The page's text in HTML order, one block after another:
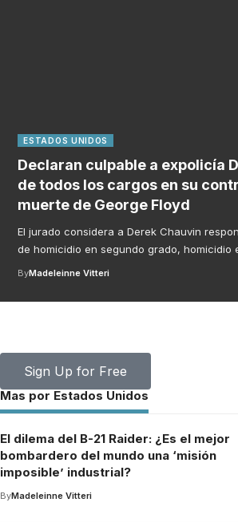
ESTADOS UNIDOS
Declaran culpable a expolicía
de todos los cargos en su
muerte de George Floyd
El jurado considera a Derek Chauvin
de homicidio en segundo grado, homicidio
ByMadeleinne Vitteri
Sign Up for Free
Mas por Estados Unidos
El dilema del B-21 Raider: ¿Es el mejor
bombardero del mundo una ‘misión
imposible’ industrial?
ByMadeleinne Vitteri